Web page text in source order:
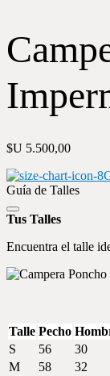
$U 5.500,00
Guía de Talles
Tus Talles
Encuentra el talle
Talle Pecho
S
56 30
M
58 32